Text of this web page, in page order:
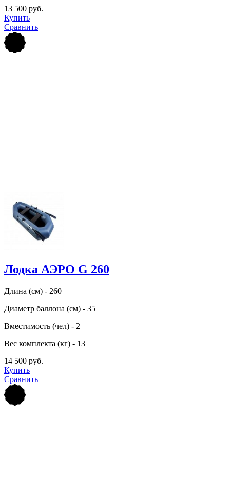
13 500 руб.
Купить
Сравнить
Лодка АЭРО G 260
Длина (см) - 260
Диаметр баллона (см) - 35
Вместимость (чел) - 2
Вес комплекта (кг) - 13
14 500 руб.
Купить
Сравнить